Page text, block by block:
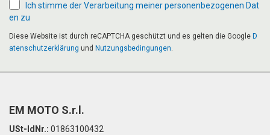
Ich stimme der Verarbeitung meiner personenbezogenen Dat
en zu
Diese Website ist durch reCAPTCHA geschützt und es gelten die Google D
atenschutzerklärung und Nutzungsbedingungen.
EM MOTO S.r.l.
USt-IdNr.: 01863100432